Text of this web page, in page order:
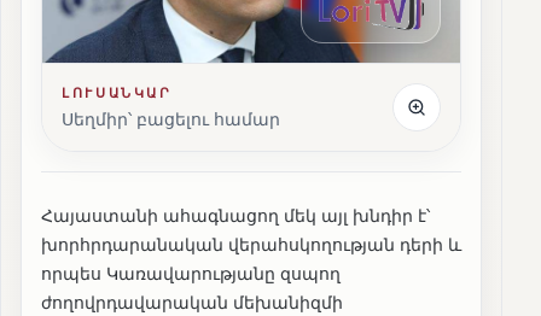
ԼՈՒՍԱՆԿԱՐ
Սեղմիր՝ բացելու համար
Հայաստանի ահագնացող մեկ այլ խնդիր է՝
խորհրդարանական վերահսկողության դերի և
որպես Կառավարությանը զսպող
ժողովրդավարական մեխանիզմի